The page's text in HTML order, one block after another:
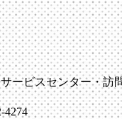
ービスセンター・訪
4274